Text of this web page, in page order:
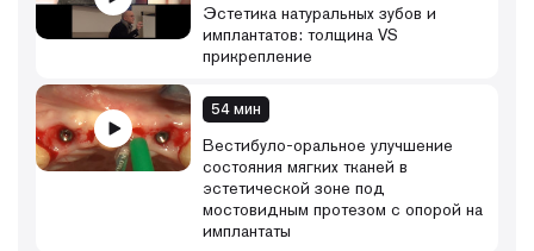
Эстетика натуральных зубов и
имплантатов: толщина VS
прикрепление
54 мин
Вестибуло-оральное улучшение
состояния мягких тканей в
эстетической зоне под
мостовидным протезом с опорой на
имплантаты